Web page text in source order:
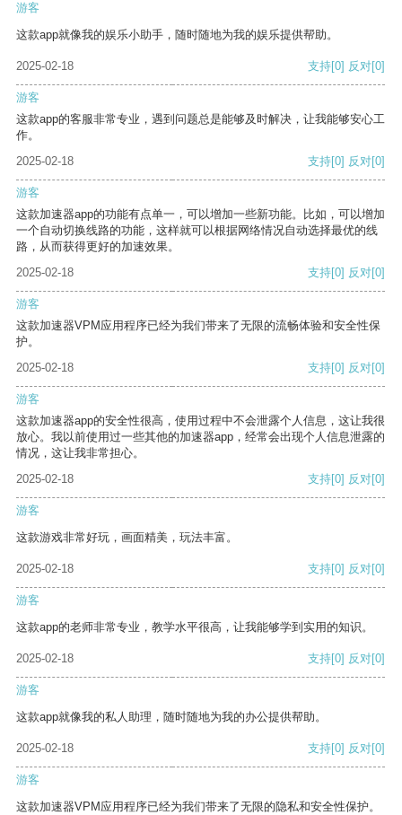
游客
这款app就像我的娱乐小助手，随时随地为我的娱乐提供帮助。
2025-02-18 支持[0] 反对[0]
游客
这款app的客服非常专业，遇到问题总是能够及时解决，让我能够安心工
作。
2025-02-18
支持[0] 反对[0]
游客
这款加速器app的功能有点单一，可以增加一些新功能。比如，可以增加
一个自动切换线路的功能，这样就可以根据网络情况自动选择最优的线
路，从而获得更好的加速效果。
2025-02-18
支持[0] 反对[0]
游客
这款加速器VPM应用程序已经为我们带来了无限的流畅体验和安全性保
护。
2025-02-18
支持[0] 反对[0]
游客
这款加速器app的安全性很高，使用过程中不会泄露个人信息，这让我很
放心。我以前使用过一些其他的加速器app，经常会出现个人信息泄露的
情况，这让我非常担心。
2025-02-18
支持[0] 反对[0]
游客
这款游戏非常好玩，画面精美，玩法丰富。
2025-02-18 支持[0] 反对[0]
游客
这款app的老师非常专业，教学水平很高，让我能够学到实用的知识。
2025-02-18 支持[0] 反对[0]
游客
这款app就像我的私人助理，随时随地为我的办公提供帮助。
2025-02-18 支持[0] 反对[0]
游客
这款加速器VPM应用程序已经为我们带来了无限的隐私和安全性保护。